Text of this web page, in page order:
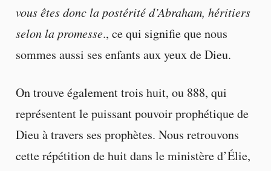
vous êtes donc la postérité d’Abraham, héritiers
selon la promesse., ce qui signifie que nous
sommes aussi ses enfants aux yeux de Dieu.
On trouve également trois huit, ou 888, qui
représentent le puissant pouvoir prophétique de
Dieu à travers ses prophètes. Nous retrouvons
cette répétition de huit dans le ministère d’Élie,